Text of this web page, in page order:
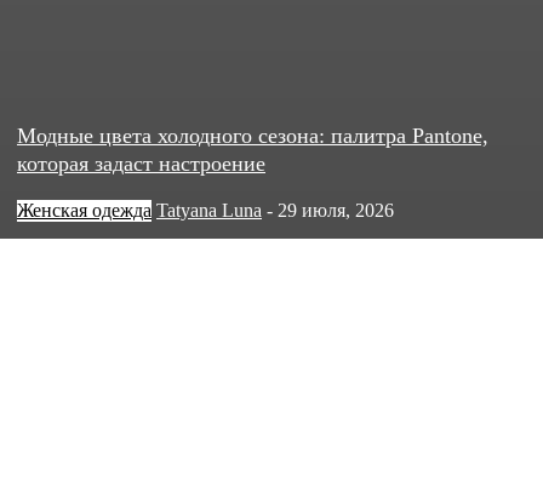
Модные цвета холодного сезона: палитра Pantone,
которая задаст настроение
Женская одежда Tatyana Luna - 29 июля, 2026